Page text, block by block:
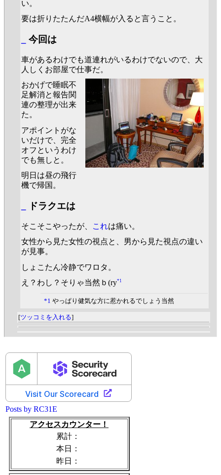
い。
要は折りたたんだA4横幅が入ると言うこと。
今回は
車があるわけでも道連れがいるわけでないので、大
人しくお部屋で仕事だ。
おかげで睡眠不
足解消と報告関
連の整理が出来
た。
アポイントがな
いだけで、完全
オフというわけ
でも無しと。
明日は昼の飛行
機で帰国。
ドラクエは
そこそこやったが、 これは痛い。
女性から見た女性の視点と、男から見た視点の違い
が見事。
しょこたん冷静でワロタ。
え？わし？そりゃ当然ｂ(ry*1
*1 やっぱり健気な方に惹かれるでしょう当然
[ツッコミを入れる]
Posts by RC31E
アクセスカウンター！
累計：
本日：
昨日：